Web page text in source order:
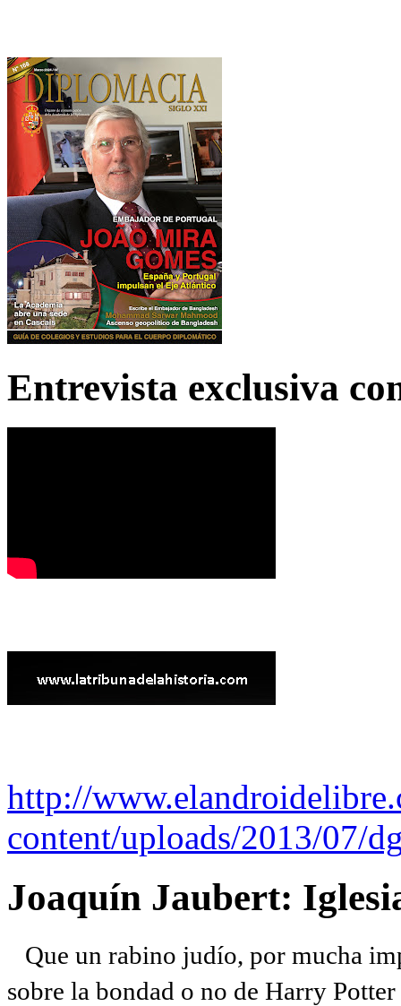
Entrevista exclusiva
http://
content/uploads/2013/07/
Joaquín Jaubert:
Que un rabino judío, por mucha
sobre la bondad o no de Harry